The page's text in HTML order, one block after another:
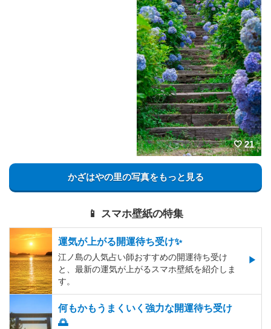
21
かざはやの里の写真をもっと見る
📱 スマホ壁紙の特集
運気が上がる開運待ち受け✨
江ノ島の人気占い師おすすめの開運待ち受け
と、最新の運気が上がるスマホ壁紙を紹介しま
す。
何もかもうまくいく強力な開運待ち受け
🌅